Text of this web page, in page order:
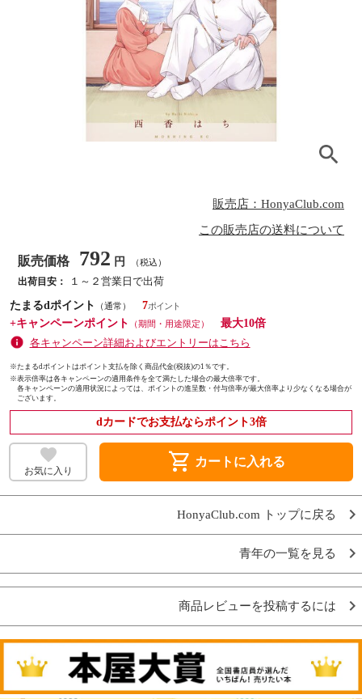
販売店：HonyaClub.com
この販売店の送料について
販売価格 792 円 （税込）
出荷目安：
１～２営業日で出荷
たまるdポイント
（通常）
7
+キャンペーンポイント
（期間・用途限定）
最大10倍
各キャンペーン詳細およびエントリーはこちら
※たまるdポイントはポイント支払を除く商品代金(税抜)の1％です。
※表示倍率は各キャンペーンの適用条件を全て満たした場合の最大倍率です。
各キャンペーンの適用状況によっては、ポイントの進呈数・付与倍率が最大倍率より少なくなる場合が
ございます。
dカードでお支払ならポイント3倍
お気に入り shopping_cart カートに入れる
HonyaClub.com トップに戻る
青年の一覧を見る
商品レビューを投稿するには